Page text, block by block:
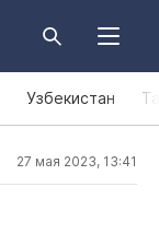
Узбекистан
27 мая 2023, 13:41